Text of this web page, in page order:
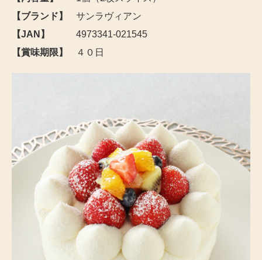
【ブランド】
サンラヴィアン
【JAN】
4973341-021545
【賞味期限】
４０日